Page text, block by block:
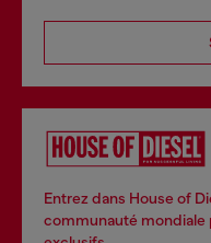
Entrez dans House of
communauté mondiale